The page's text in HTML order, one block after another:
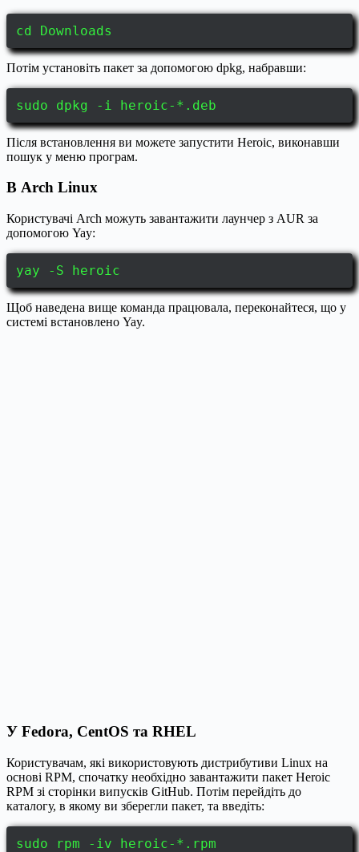
cd Downloads
Потім установіть пакет за допомогою dpkg, набравши:
sudo dpkg -i heroic-*.deb
Після встановлення ви можете запустити Heroic, виконавши
пошук у меню програм.
В Arch Linux
Користувачі Arch можуть завантажити лаунчер з AUR за
допомогою Yay:
yay -S heroic
Щоб наведена вище команда працювала, переконайтеся, що у
системі встановлено Yay.
У Fedora, CentOS та RHEL
Користувачам, які використовують дистрибутиви Linux на
основі RPM, спочатку необхідно завантажити пакет Heroic
RPM зі сторінки випусків GitHub. Потім перейдіть до
каталогу, в якому ви зберегли пакет, та введіть:
sudo rpm -iv heroic-*.rpm